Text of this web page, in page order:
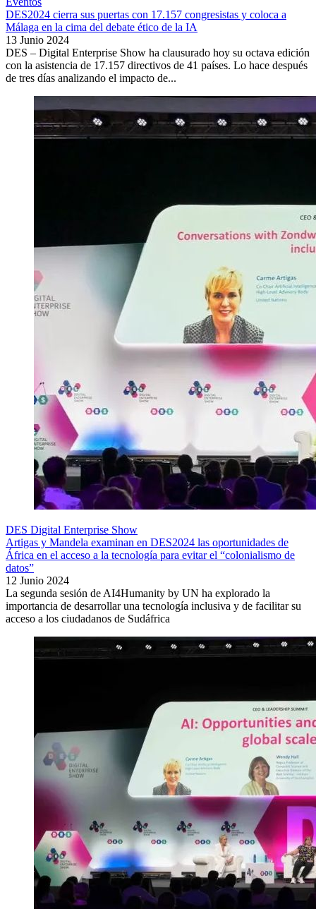
DES2024 cierra sus puertas con 17.157 congresistas y coloca a
Málaga en la cima del debate ético de la IA
13 Junio 2024
DES – Digital Enterprise Show ha clausurado hoy su octava edición
con la asistencia de 17.157 directivos de 41 países. Lo hace después
de tres días analizando el impacto de...
DES Digital Enterprise Show
Artigas y Mandela examinan en DES2024 las oportunidades de
África en el acceso a la tecnología para evitar el “colonialismo de
datos”
12 Junio 2024
La segunda sesión de AI4Humanity by UN ha explorado la
importancia de desarrollar una tecnología inclusiva y de facilitar su
acceso a los ciudadanos de Sudáfrica